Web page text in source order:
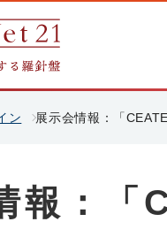
ン 展示会情報：「
報：「